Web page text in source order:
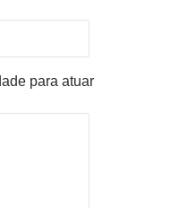
para atuar